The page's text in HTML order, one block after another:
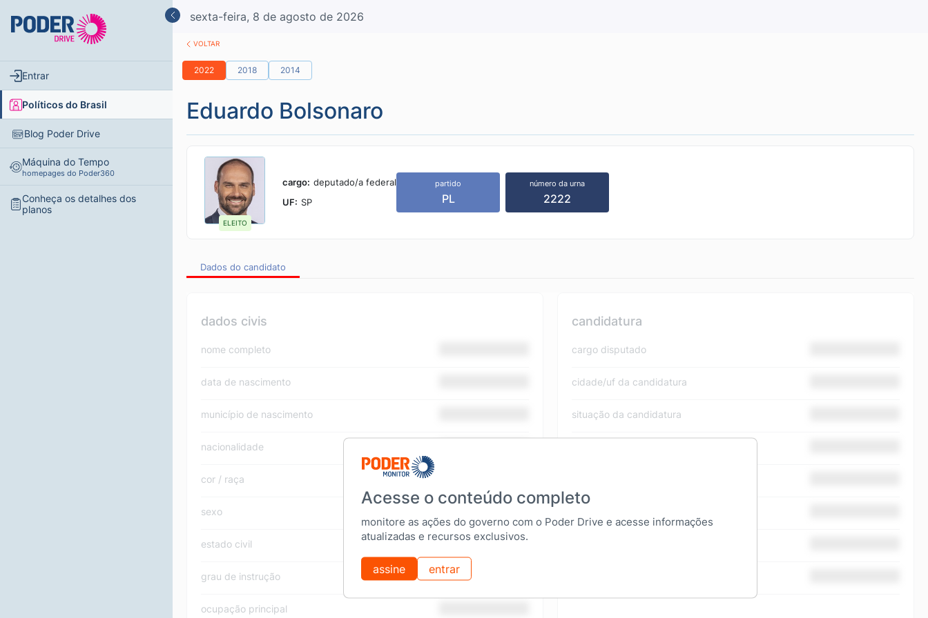
Entrar
Políticos do Brasil
Blog Poder Drive
Máquina do Tempo
homepages do Poder360
Conheça os detalhes dos
planos
sexta-feira, 8 de agosto de 2026
VOLTAR
2022 2018 2014
Eduardo Bolsonaro
ELEITO
cargo: deputado/a federal
UF: SP
partido
PL
número da urna
2222
Dados do candidato
dados civis
nome completo
data de nascimento
município de nascimento
nacionalidade
cor / raça
sexo
estado civil
grau de instrução
ocupação principal
candidatura
cargo disputado
cidade/uf da candidatura
situação da candidatura
Acesse o conteúdo completo
monitore as ações do governo com o Poder Drive e acesse informações
atualizadas e recursos exclusivos.
assine entrar